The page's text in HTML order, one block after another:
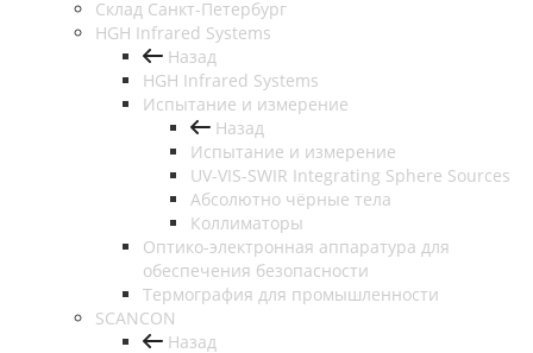
Cклад Санкт-Петербург
HGH Infrared Systems
Назад
HGH Infrared Systems
Испытание и измерение
Назад
Испытание и измерение
UV-VIS-SWIR Integrating Sphere Sources
Абсолютно чёрные тела
Коллиматоры
Оптико-электронная аппаратура для
обеспечения безопасности
Термография для промышленности
SCANCON
Назад